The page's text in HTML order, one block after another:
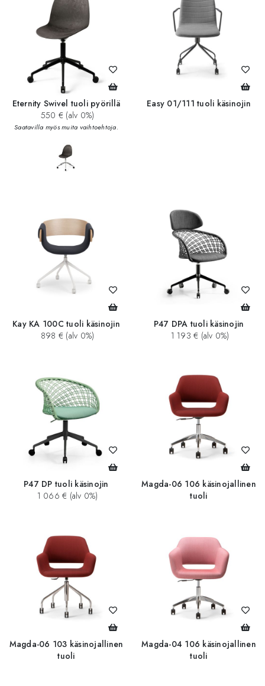
Eternity Swivel tuoli pyörillä
550 € (alv 0%)
Saatavilla myös muita vaihtoehtoja.
Easy 01/111 tuoli käsinojin
Kay KA 100C tuoli käsinojin
898 € (alv 0%)
P47 DPA tuoli käsinojin
1 193 € (alv 0%)
P47 DP tuoli käsinojin
1 066 € (alv 0%)
Magda-06 106 käsinojallinen
tuoli
Magda-06 103 käsinojallinen
tuoli
Magda-04 106 käsinojallinen
tuoli